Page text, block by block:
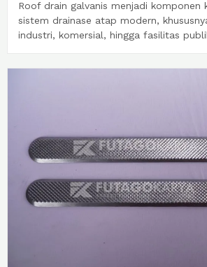
Roof drain galvanis menjadi komponen
sistem drainase atap modern,
industri, komersial, hingga fasilitas